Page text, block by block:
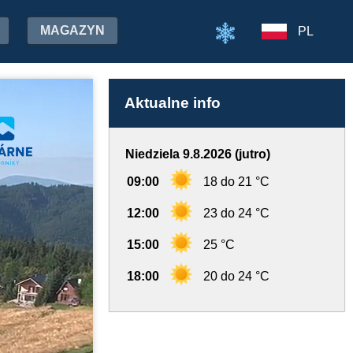
MAGAZYN PL
Aktualne info
Niedziela 9.8.2026 (jutro)
09:00 18 do 21 °C
12:00 23 do 24 °C
15:00 25 °C
18:00 20 do 24 °C